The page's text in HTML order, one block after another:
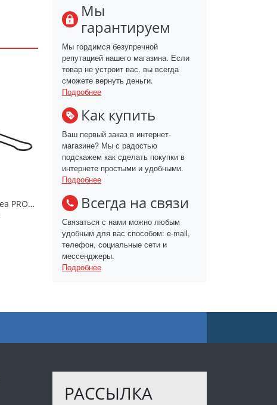
Ситечко 14 см Linea PRONTO/93-PRO-08-14
Мы
гарантируем
Мы гордимся безупречной
репутацией нашего магазина. Если
товар не устроит вас, вы всегда
сможете вернуть деньги.
Подробнее
Как купить
Ваш первый заказ в интернет-
магазине? Мы с радостью
подскажем как сделать покупки в
интернете простыми и удобными.
Подробнее
Всегда на связи
Связаться с нами можно любым
удобным для вас способом: e-mail,
телефон, социальные сети и
мессенджеры.
Подробнее
РАССЫЛКА